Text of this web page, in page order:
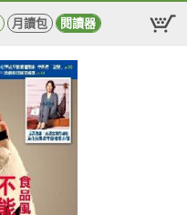
月讀包 閱讀器